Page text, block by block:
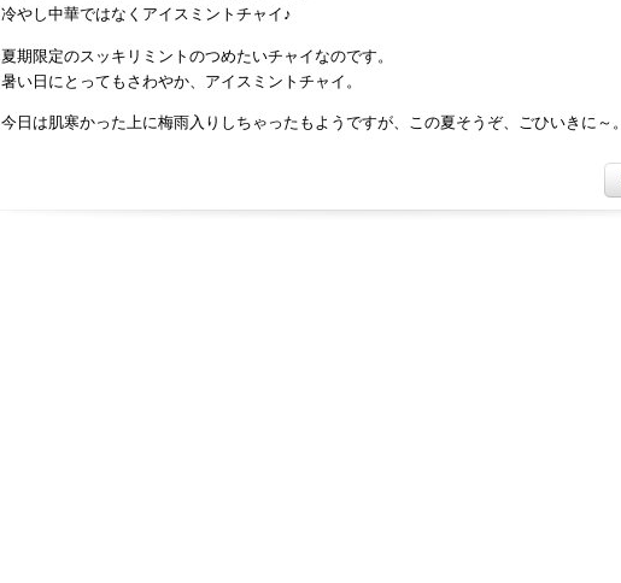
冷やし中華ではなくアイスミントチャイ♪
夏期限定のスッキリミントのつめたいチャイなのです。
暑い日にとってもさわやか、アイスミントチャイ。
今日は肌寒かった上に梅雨入りしちゃったもようですが、この夏そうぞ、ごひいきに～。